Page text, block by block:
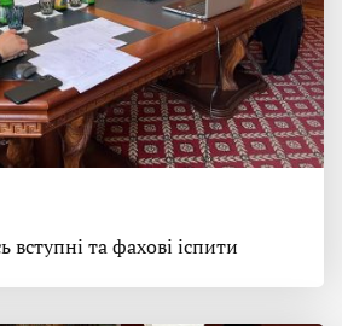
та фахові іспити